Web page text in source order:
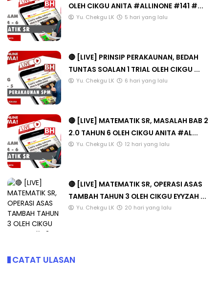
OLEH CIKGU ANITA #ALLINONE #141 #...
Yu. Chekgu LK 5 hari yang lalu
🔴 [LIVE] PRINSIP PERAKAUNAN, BEDAH
TUNTAS SOALAN 1 TRIAL OLEH CIKGU ...
Yu. Chekgu LK 6 hari yang lalu
🔴 [LIVE] MATEMATIK SR, MASALAH BAB 2
2.0 TAHUN 6 OLEH CIKGU ANITA #AL...
Yu. Chekgu LK 12 hari yang lalu
🔴 [LIVE] MATEMATIK SR, OPERASI ASAS
TAMBAH TAHUN 3 OLEH CIKGU EYYZAH ...
Yu. Chekgu LK 20 hari yang lalu
CATAT ULASAN